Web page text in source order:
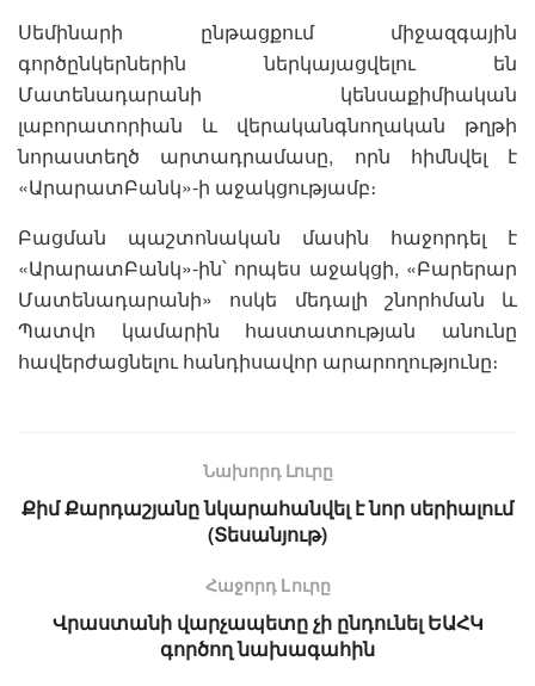
Սեմինարի ընթացքում միջազգային
գործընկերներին ներկայացվելու են
Մատենադարանի կենսաքիմիական
լաբորատորիան և վերականգնողական թղթի
նորաստեղծ արտադրամասը, որն հիմնվել է
«ԱրարատԲանկ»-ի աջակցությամբ։
Բացման պաշտոնական մասին հաջորդել է
«ԱրարատԲանկ»-ին՝ որպես աջակցի, «Բարերար
Մատենադարանի» ոսկե մեդալի շնորհման և
Պատվո կամարին հաստատության անունը
հավերժացնելու հանդիսավոր արարողությունը։
Նախորդ Լուրը
Քիմ Քարդաշյանը նկարահանվել է նոր սերիալում
(Տեսանյութ)
Հաջորդ Lուրը
Վրաստանի վարչապետը չի ընդունել ԵԱՀԿ
գործող նախագահին